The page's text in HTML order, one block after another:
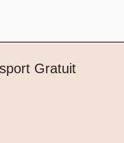
Gratuit